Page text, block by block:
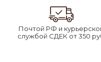
Почтой РФ и
службой СДЕК от 350